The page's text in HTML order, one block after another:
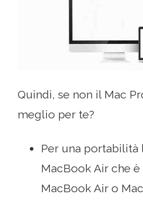
Quindi, se non il Mac
meglio per te?
Per una portabilità
MacBook Air che
MacBook Air o